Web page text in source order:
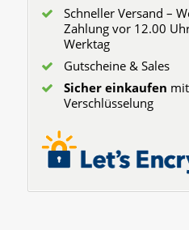
Schneller Versand –
Zahlung vor 12.00
Werktag
Gutscheine & Sales
Sicher einkaufen
Verschlüsselung